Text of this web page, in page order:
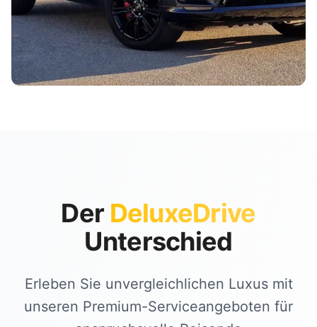
Der DeluxeDrive
Unterschied
Erleben Sie unvergleichlichen Luxus mit
unseren Premium-Serviceangeboten für